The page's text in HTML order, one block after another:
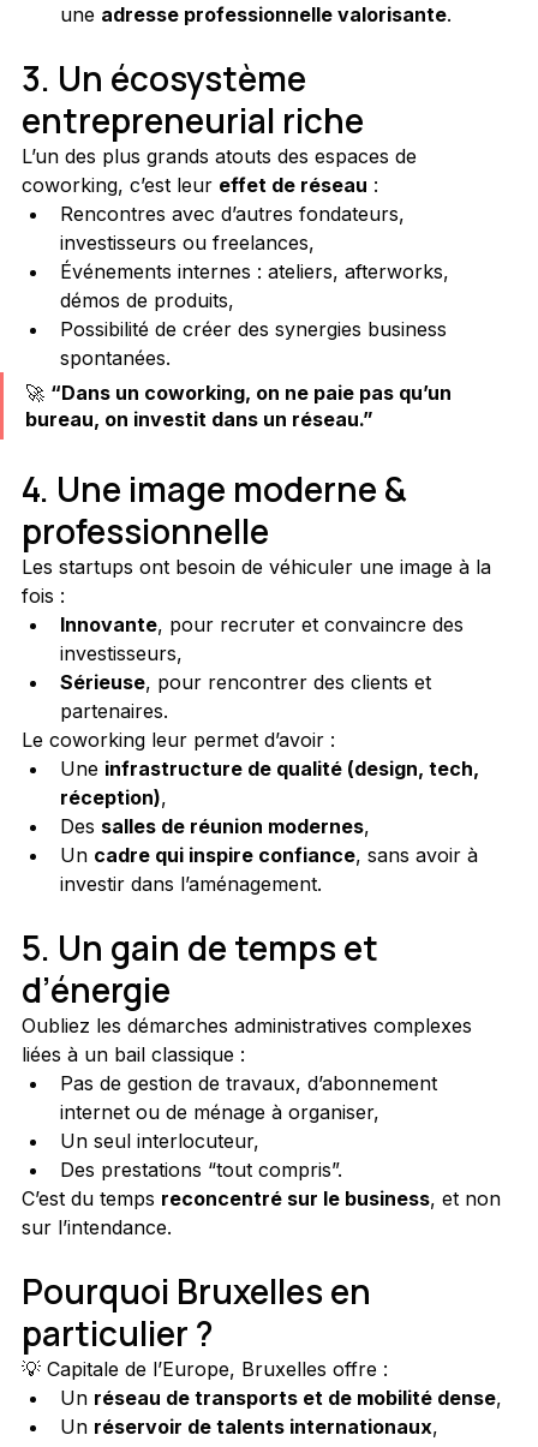
une adresse professionnelle valorisante.
3. Un écosystème
entrepreneurial riche
L’un des plus grands atouts des espaces de
coworking, c’est leur effet de réseau :
Rencontres avec d’autres fondateurs,
investisseurs ou freelances,
Événements internes : ateliers, afterworks,
démos de produits,
Possibilité de créer des synergies business
spontanées.
🚀 “Dans un coworking, on ne paie pas qu’un
bureau, on investit dans un réseau.”
4. Une image moderne &
professionnelle
Les startups ont besoin de véhiculer une image à la
fois :
Innovante, pour recruter et convaincre des
investisseurs,
Sérieuse, pour rencontrer des clients et
partenaires.
Le coworking leur permet d’avoir :
Une infrastructure de qualité (design, tech,
réception),
Des salles de réunion modernes,
Un cadre qui inspire confiance, sans avoir à
investir dans l’aménagement.
5. Un gain de temps et
d’énergie
Oubliez les démarches administratives complexes
liées à un bail classique :
Pas de gestion de travaux, d’abonnement
internet ou de ménage à organiser,
Un seul interlocuteur,
Des prestations “tout compris”.
C’est du temps reconcentré sur le business, et non
sur l’intendance.
Pourquoi Bruxelles en
particulier ?
💡 Capitale de l’Europe, Bruxelles offre :
Un réseau de transports et de mobilité dense,
Un réservoir de talents internationaux,